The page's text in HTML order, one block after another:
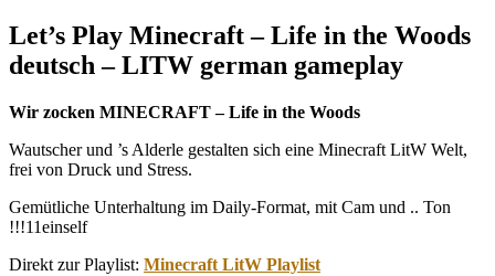
Let’s Play Minecraft – Life in the Woods
deutsch – LITW german gameplay
Wir zocken MINECRAFT – Life in the Woods
Wautscher und ’s Alderle gestalten sich eine Minecraft LitW Welt,
frei von Druck und Stress.
Gemütliche Unterhaltung im Daily-Format, mit Cam und .. Ton
!!!11einself
Direkt zur Playlist: Minecraft LitW Playlist